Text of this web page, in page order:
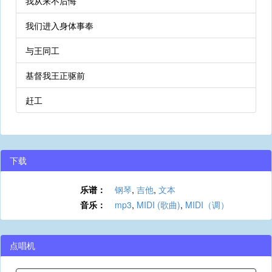
我们进入身体事奉
与王同工
基督我王正驱前
赶工
下载
乐谱： 钢琴, 吉他, 文本
音乐：
mp3, MIDI (歌曲), MIDI（调）
点唱机